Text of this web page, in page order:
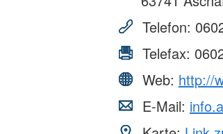
Telefon:
Telefax:
Web: http://
E-Mail: